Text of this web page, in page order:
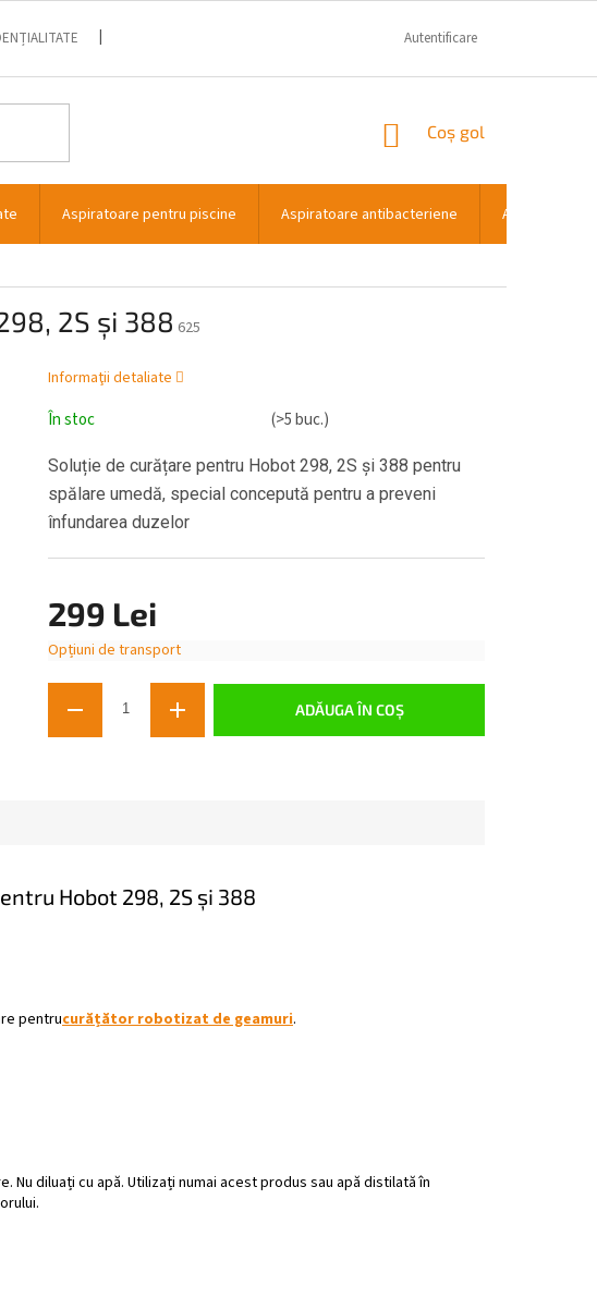
Autentificare
COŞ
CUMPĂRĂTURI
Coş gol
Aspiratoare pentru piscine Aspiratoare antibacteriene Aspiratoare
2S și 388 625
299 Lei
Evaluare
În stoc (>5 buc.)
Opțiuni de transport
ADĂUGA ÎN COŞ
Soluție de curățare pentru Hobot 298, 2S și 388 pentru
spălare umedă, special concepută pentru a preveni
înfundarea duzelor
Informaţii detaliate
Hobot 298, 2S și 388
pentrucurățător robotizat de geamuri.
diluați cu apă. Utilizați numai acest produs sau apă distilată în